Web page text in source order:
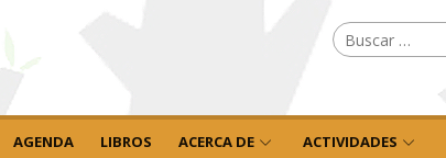
Buscar
por:
AGENDA LIBROS ACERCA DE ACTIVIDADES